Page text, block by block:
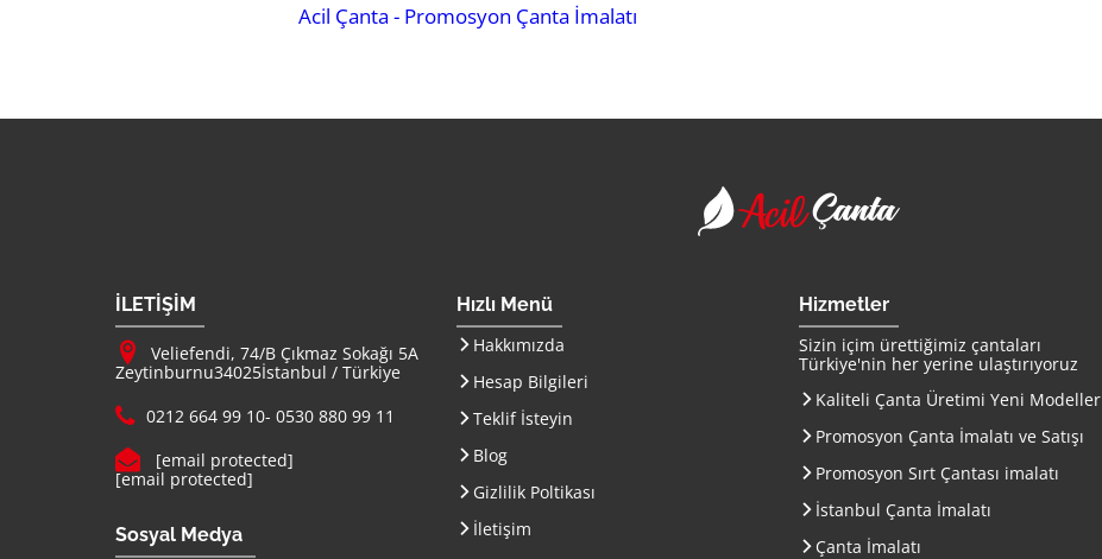
Acil Çanta - Promosyon Çanta İmalatı
İLETİŞİM
Adresimiz :
Veliefendi, 74/B Çıkmaz Sokağı 5A
Zeytinburnu34025İstanbul / Türkiye
Telefon :
0212 664 99 10- 0530 880 99 11
E-mail :
[email protected]
[email protected]
Sosyal Medya
Hızlı Menü
Hakkımızda
Hesap Bilgileri
Teklif İsteyin
Blog
Gizlilik Poltikası
İletişim
Hizmetler
Sizin içim ürettiğimiz çantaları
Türkiye'nin her yerine ulaştırıyoruz
Kaliteli Çanta Üretimi Yeni Modeller
Promosyon Çanta İmalatı ve Satışı
Promosyon Sırt Çantası imalatı
İstanbul Çanta İmalatı
Çanta İmalatı